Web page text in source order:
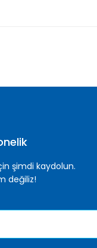
şimdi kaydolun.
değiliz!